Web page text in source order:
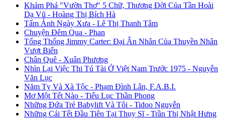
Khám Phá "Vườn Thơ" 5 Chữ, Thương Đời Của Tần Hoài
Dạ Vũ - Hoàng Thị Bích Hà
Tấm Ảnh Ngày Xưa - Lê Thị Thanh Tâm
Chuyện Đêm Qua - Phan
Tổng Thống Jimmy Carter: Đại Ân Nhân Của Thuyền Nhân
Vượt Biển
Chân Quê - Xuân Phương
Nhìn Lại Việc Thi Tú Tài Ở Việt Nam Trước 1975 - Nguyễn
Văn Lục
Năm Tỵ Và Xà Tộc - Phạm Đình Lân, F.A.B.I.
Mơ Một Tết Nào - Tiểu Lục Thần Phong
Những Đứa Trẻ Babylift Và Tôi - Tidoo Nguyễn
Những Cái Tết Đầu Tiên Tại Thụy Sĩ - Trần Thị Nhật Hưng